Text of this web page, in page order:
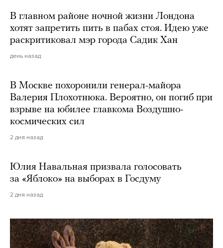
В главном районе ночной жизни Лондона
хотят запретить пить в пабах стоя. Идею уже
раскритиковал мэр города Садик Хан
день назад
В Москве похоронили генерал-майора
Валерия Плохотнюка. Вероятно, он погиб при
взрыве на юбилее главкома Воздушно-
космических сил
2 дня назад
Юлия Навальная призвала голосовать
за «Яблоко» на выборах в Госдуму
2 дня назад